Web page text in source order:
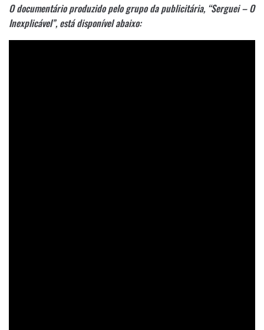
O documentário produzido pelo grupo da publicitária, “Serguei – O
Inexplicável”, está disponível abaixo: